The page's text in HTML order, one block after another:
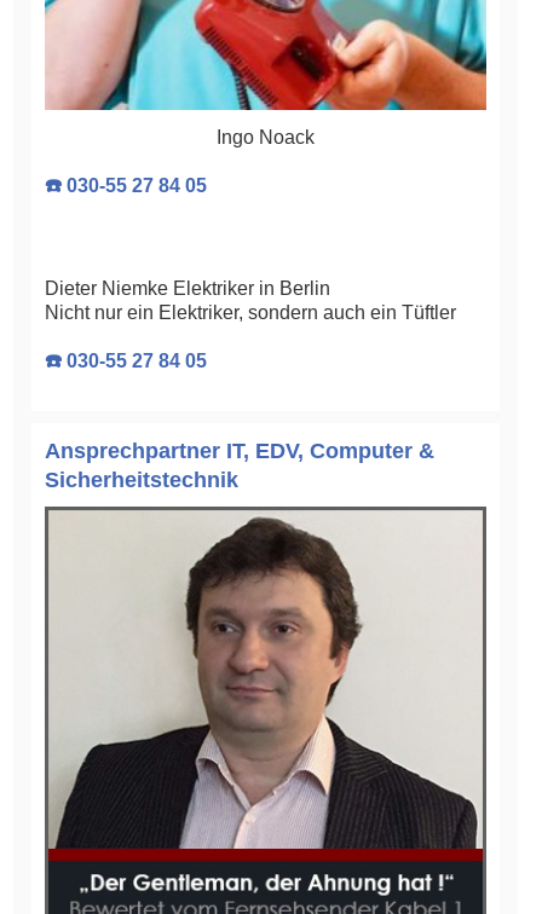
Ingo Noack
☎️ 030-55 27 84 05
Dieter Niemke Elektriker in Berlin
Nicht nur ein Elektriker, sondern auch ein Tüftler
☎️ 030-55 27 84 05
Ansprechpartner IT, EDV, Computer &
Sicherheitstechnik